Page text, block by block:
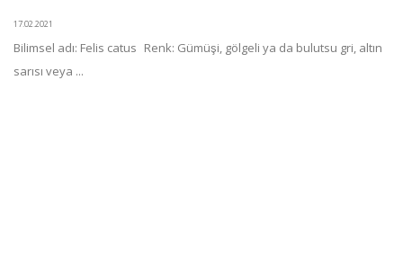
17.02.2021
Bilimsel adı: Felis catus Renk: Gümüşi, gölgeli ya da bulutsu gri, altın
sarısı veya ...